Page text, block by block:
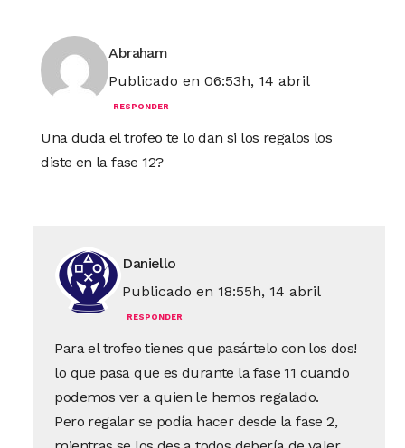
Abraham
Publicado en 06:53h, 14 abril
RESPONDER
Una duda el trofeo te lo dan si los regalos los
diste en la fase 12?
Daniello
Publicado en 18:55h, 14 abril
RESPONDER
Para el trofeo tienes que pasártelo con los dos!
lo que pasa que es durante la fase 11 cuando
podemos ver a quien le hemos regalado.
Pero regalar se podía hacer desde la fase 2,